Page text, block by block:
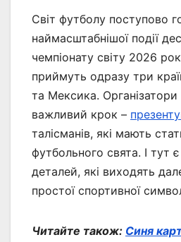
Світ футболу поступово
наймасштабнішої події
чемпіонату світу 2026
приймуть одразу три
та Мексика.
важливий крок –
талісманів, які мають
футбольного свята. І тут
деталей, які виходять
простої спортивної
Читайте також: Синя